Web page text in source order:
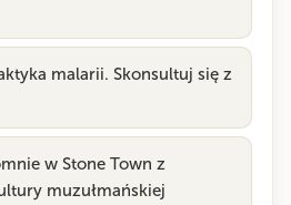
malarii. Skonsultuj się z
w Stone Town z
muzułmańskiej